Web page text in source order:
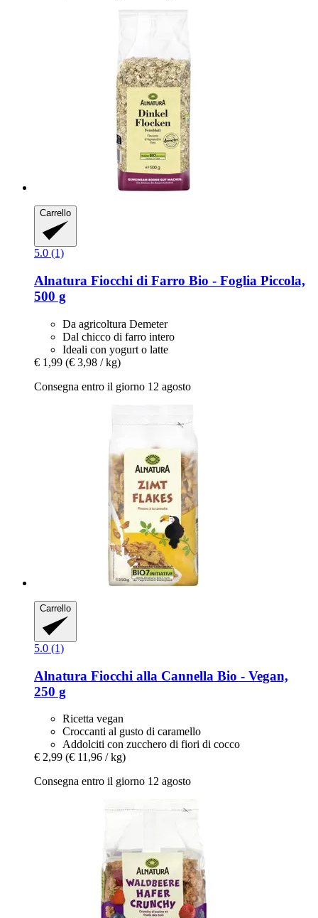
Carrello
5.0 (1)
Alnatura Fiocchi di Farro Bio -​ Foglia Piccola,
500 g
Da agricoltura Demeter
Dal chicco di farro intero
Ideali con yogurt o latte
€ 1,99 (€ 3,98 / kg)
Consegna entro il giorno 12 agosto
Carrello
5.0 (1)
Alnatura Fiocchi alla Cannella Bio -​ Vegan,
250 g
Ricetta vegan
Croccanti al gusto di caramello
Addolciti con zucchero di fiori di cocco
€ 2,99 (€ 11,96 / kg)
Consegna entro il giorno 12 agosto